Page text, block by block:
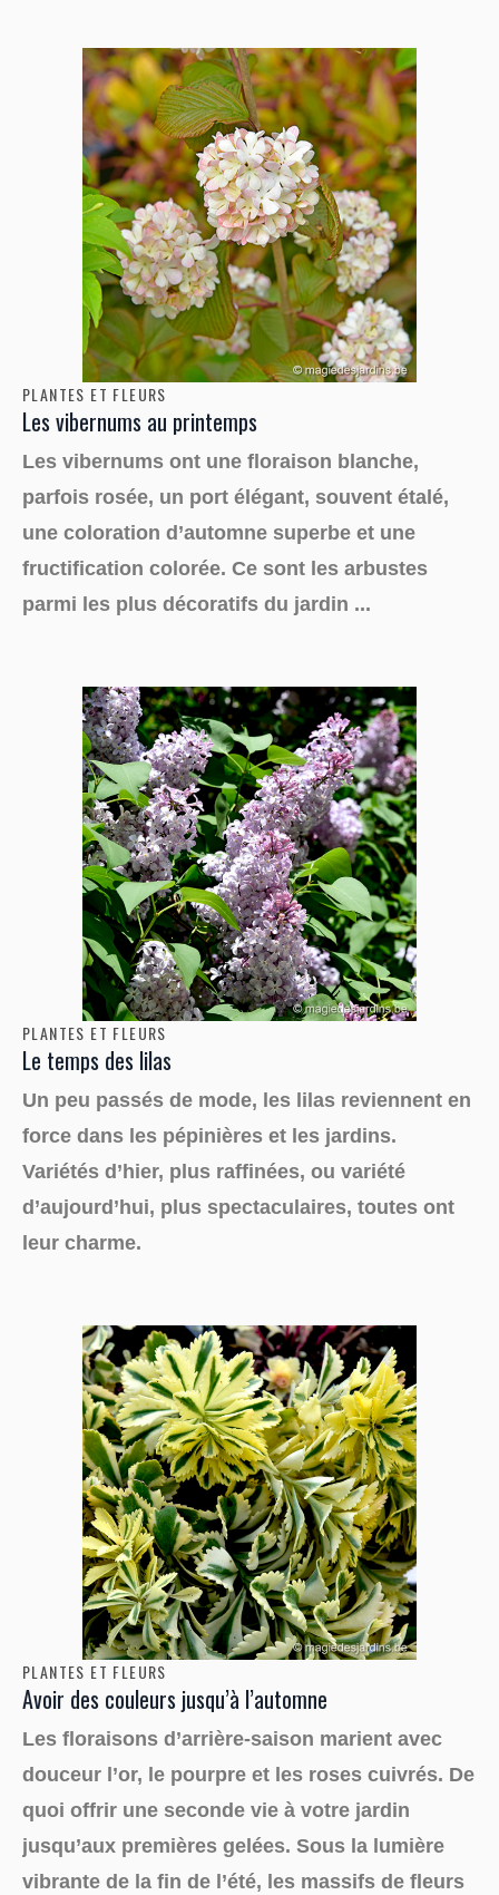
PLANTES ET FLEURS
Les vibernums au printemps
Les vibernums ont une floraison blanche,
parfois rosée, un port élégant, souvent étalé,
une coloration d’automne superbe et une
fructification colorée. Ce sont les arbustes
parmi les plus décoratifs du jardin ...
PLANTES ET FLEURS
Le temps des lilas
Un peu passés de mode, les lilas reviennent en
force dans les pépinières et les jardins.
Variétés d’hier, plus raffinées, ou variété
d’aujourd’hui, plus spectaculaires, toutes ont
leur charme.
PLANTES ET FLEURS
Avoir des couleurs jusqu’à l’automne
Les floraisons d’arrière-saison marient avec
douceur l’or, le pourpre et les roses cuivrés. De
quoi offrir une seconde vie à votre jardin
jusqu’aux premières gelées. Sous la lumière
vibrante de la fin de l’été, les massifs de fleurs